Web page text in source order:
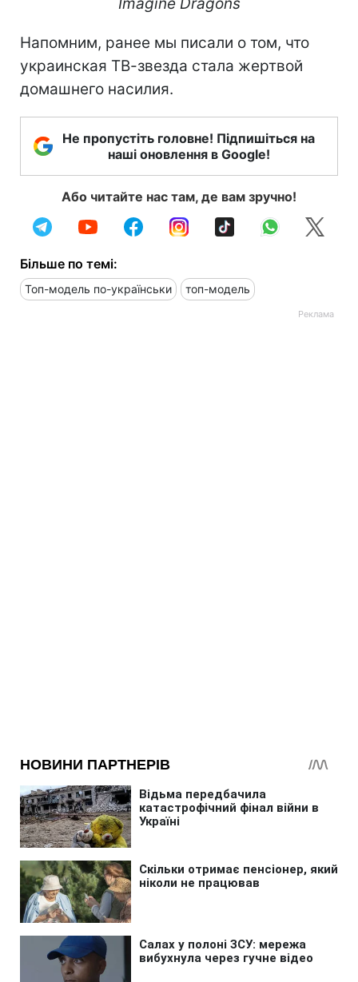
Напомним, ранее мы писали о том, что
украинская ТВ-звезда стала жертвой
домашнего насилия.
Не пропустіть головне! Підпишіться на
наші оновлення в Google!
Або читайте нас там, де вам зручно!
Більше по темі:
Топ-модель по-українськи топ-модель